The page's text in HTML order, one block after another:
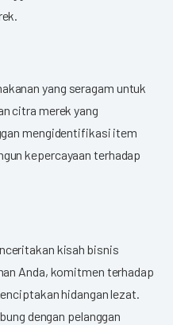
yang seragam untuk
citra merek yang
mengidentifikasi item
kepercayaan terhadap
kisah bisnis
Anda, komitmen terhadap
hidangan lezat.
dengan pelanggan